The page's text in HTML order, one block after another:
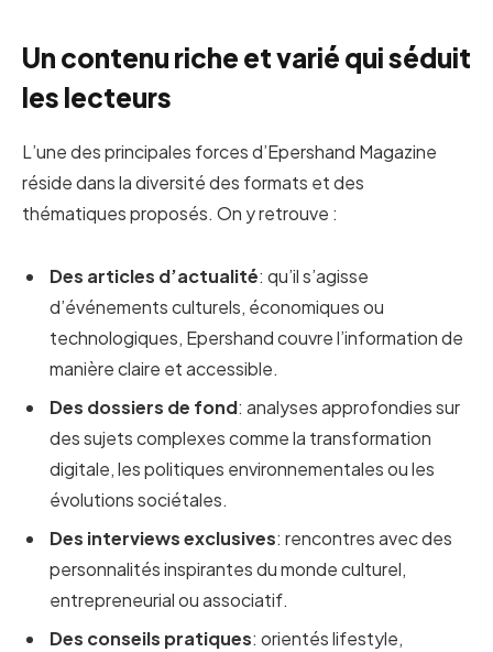
Un contenu riche et varié qui séduit
les lecteurs
L’une des principales forces d’Epershand Magazine
réside dans la diversité des formats et des
thématiques proposés. On y retrouve :
Des articles d’actualité: qu’il s’agisse
d’événements culturels, économiques ou
technologiques, Epershand couvre l’information de
manière claire et accessible.
Des dossiers de fond: analyses approfondies sur
des sujets complexes comme la transformation
digitale, les politiques environnementales ou les
évolutions sociétales.
Des interviews exclusives: rencontres avec des
personnalités inspirantes du monde culturel,
entrepreneurial ou associatif.
Des conseils pratiques: orientés lifestyle,